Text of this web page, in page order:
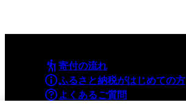
寄付の流れ
ふるさと納税がはじめての方
よくあるご質問